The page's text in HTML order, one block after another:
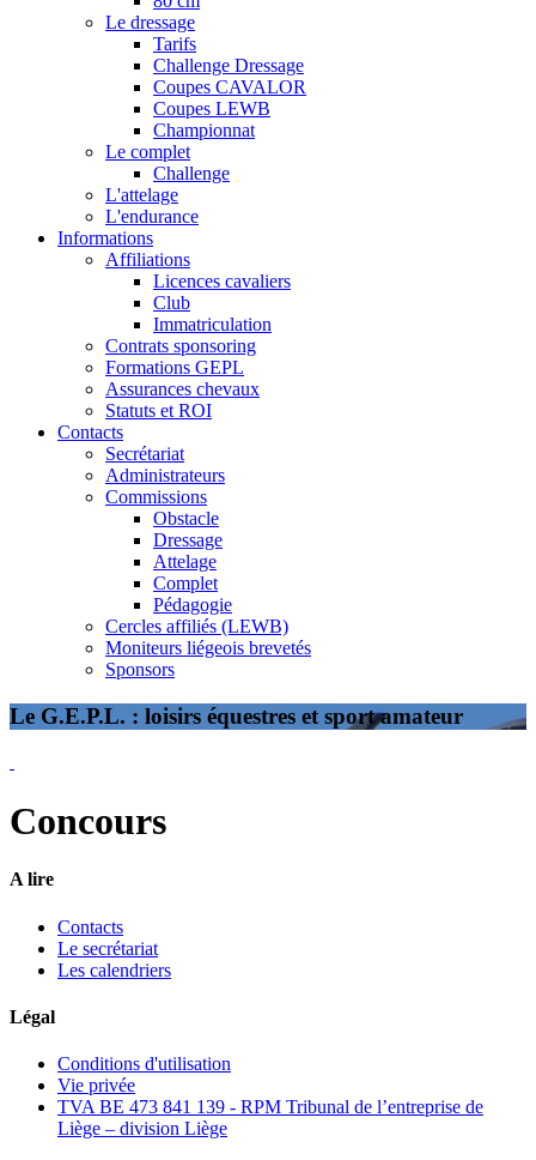
Le dressage
Tarifs
Challenge Dressage
Coupes CAVALOR
Coupes LEWB
Championnat
Le complet
Challenge
L'attelage
L'endurance
Informations
Affiliations
Licences cavaliers
Club
Immatriculation
Contrats sponsoring
Formations GEPL
Assurances chevaux
Statuts et ROI
Contacts
Secrétariat
Administrateurs
Commissions
Obstacle
Dressage
Attelage
Complet
Pédagogie
Cercles affiliés (LEWB)
Moniteurs liégeois brevetés
Sponsors
Le G.E.P.L. : loisirs équestres et sport amateur
Concours
A lire
Contacts
Le secrétariat
Les calendriers
Légal
Conditions d'utilisation
Vie privée
TVA BE 473 841 139 - RPM Tribunal de l’entreprise de
Liège – division Liège